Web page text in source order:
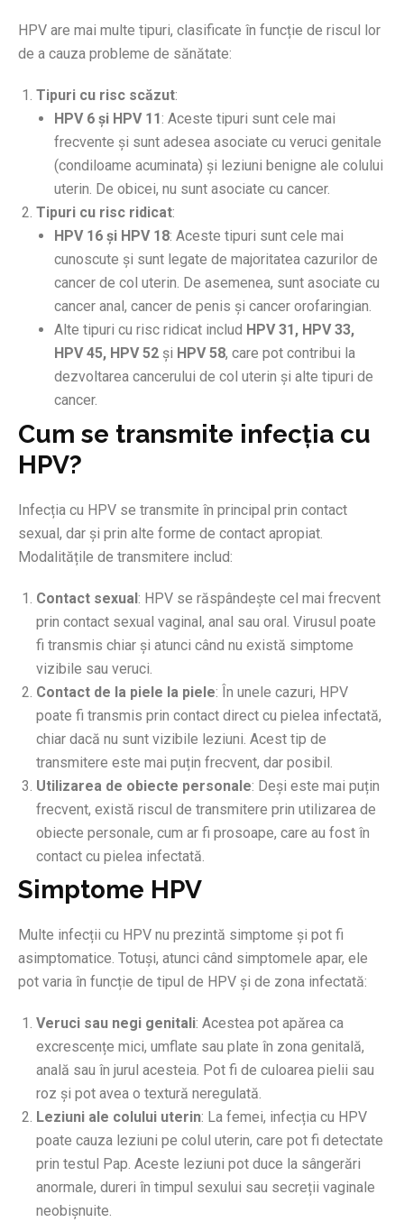
HPV are mai multe tipuri, clasificate în funcție de riscul lor
de a cauza probleme de sănătate:
Tipuri cu risc scăzut:
HPV 6 și HPV 11: Aceste tipuri sunt cele mai
frecvente și sunt adesea asociate cu veruci genitale
(condiloame acuminata) și leziuni benigne ale colului
uterin. De obicei, nu sunt asociate cu cancer.
Tipuri cu risc ridicat:
HPV 16 și HPV 18: Aceste tipuri sunt cele mai
cunoscute și sunt legate de majoritatea cazurilor de
cancer de col uterin. De asemenea, sunt asociate cu
cancer anal, cancer de penis și cancer orofaringian.
Alte tipuri cu risc ridicat includ HPV 31, HPV 33,
HPV 45, HPV 52 și HPV 58, care pot contribui la
dezvoltarea cancerului de col uterin și alte tipuri de
cancer.
Cum se transmite infecția cu
HPV?
Infecția cu HPV se transmite în principal prin contact
sexual, dar și prin alte forme de contact apropiat.
Modalitățile de transmitere includ:
Contact sexual: HPV se răspândește cel mai frecvent
prin contact sexual vaginal, anal sau oral. Virusul poate
fi transmis chiar și atunci când nu există simptome
vizibile sau veruci.
Contact de la piele la piele: În unele cazuri, HPV
poate fi transmis prin contact direct cu pielea infectată,
chiar dacă nu sunt vizibile leziuni. Acest tip de
transmitere este mai puțin frecvent, dar posibil.
Utilizarea de obiecte personale: Deși este mai puțin
frecvent, există riscul de transmitere prin utilizarea de
obiecte personale, cum ar fi prosoape, care au fost în
contact cu pielea infectată.
Simptome HPV
Multe infecții cu HPV nu prezintă simptome și pot fi
asimptomatice. Totuși, atunci când simptomele apar, ele
pot varia în funcție de tipul de HPV și de zona infectată:
Veruci sau negi genitali: Acestea pot apărea ca
excrescențe mici, umflate sau plate în zona genitală,
anală sau în jurul acesteia. Pot fi de culoarea pielii sau
roz și pot avea o textură neregulată.
Leziuni ale colului uterin: La femei, infecția cu HPV
poate cauza leziuni pe colul uterin, care pot fi detectate
prin testul Pap. Aceste leziuni pot duce la sângerări
anormale, dureri în timpul sexului sau secreții vaginale
neobișnuite.